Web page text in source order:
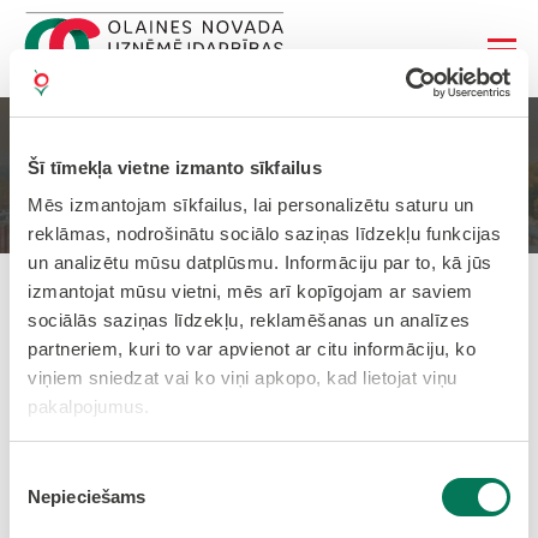
Šī tīmekļa vietne izmanto sīkfailus
Mēs izmantojam sīkfailus, lai personalizētu saturu un
reklāmas, nodrošinātu sociālo saziņas līdzekļu funkcijas
un analizētu mūsu datplūsmu. Informāciju par to, kā jūs
izmantojat mūsu vietni, mēs arī kopīgojam ar saviem
sociālās saziņas līdzekļu, reklamēšanas un analīzes
partneriem, kuri to var apvienot ar citu informāciju, ko
viņiem sniedzat vai ko viņi apkopo, kad lietojat viņu
pakalpojumus.
izvēle
Nepieciešams
Sākums Uzņēmējiem
Radīts Olaines novadā
Būvniecība, transports, tehnoloģijas
Būvniecība, transports,
tehnoloģijas
SIA “SMEKO” Tel: